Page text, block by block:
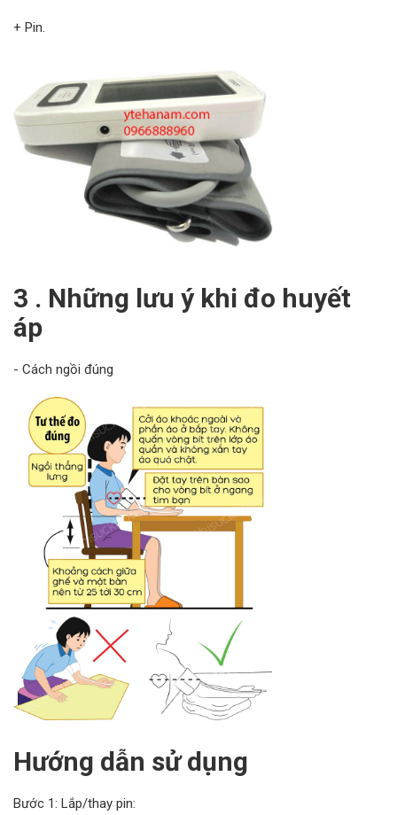
+ Pin.
3 . Những lưu ý khi đo huyết
áp
- Cách ngồi đúng
Hướng dẫn sử dụng
Bước 1: Lắp/thay pin: